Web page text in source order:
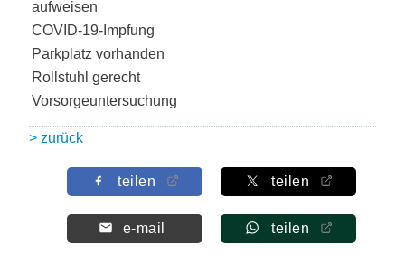
aufweisen
COVID-19-Impfung
Parkplatz vorhanden
Rollstuhl gerecht
Vorsorgeuntersuchung
> zurück
teilen teilen
e-mail teilen